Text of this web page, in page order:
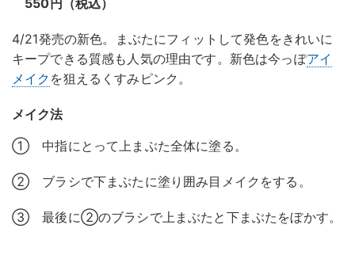
550円（税込）
4/21発売の新色。まぶたにフィットして発色をきれいに
キープできる質感も人気の理由です。新色は今っぽアイ
メイク を狙えるくすみピンク。
メイク法
① 中指にとって上まぶた全体に塗る。
② ブラシで下まぶたに塗り囲み目メイクをする。
③ 最後に②のブラシで上まぶたと下まぶたをぼかす。